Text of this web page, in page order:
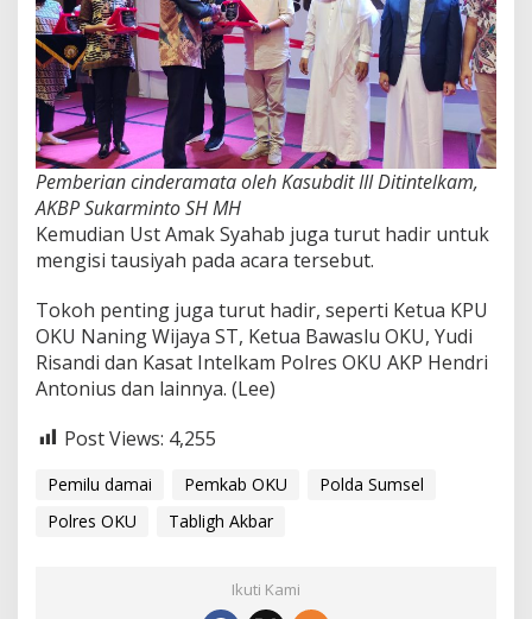
Pemberian cinderamata oleh Kasubdit III Ditintelkam,
AKBP Sukarminto SH MH
Kemudian Ust Amak Syahab juga turut hadir untuk
mengisi tausiyah pada acara tersebut.
Tokoh penting juga turut hadir, seperti Ketua KPU
OKU Naning Wijaya ST, Ketua Bawaslu OKU, Yudi
Risandi dan Kasat Intelkam Polres OKU AKP Hendri
Antonius dan lainnya. (Lee)
Post Views: 4,255
Pemilu damai Pemkab OKU
Polda Sumsel
Polres OKU
Tabligh Akbar
Ikuti Kami